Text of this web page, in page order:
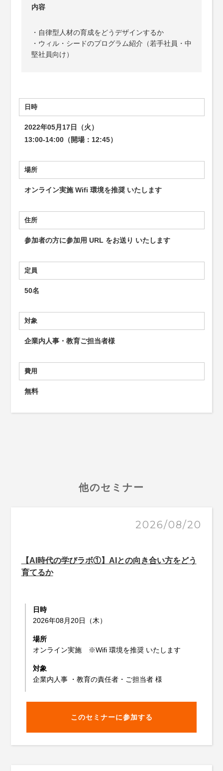
内容
・自律型人材の育成をどうデザインするか
・ウィル・シードのプログラム紹介（若手社員・中
堅社員向け）
日時
2022年05月17日（火）
13:00-14:00（開場：12:45）
場所
オンライン実施 Wifi 環境を推奨 いたします
住所
参加者の方に参加用 URL をお送り いたします
定員
50名
対象
企業内人事・教育ご担当者様
費用
無料
他のセミナー
2026/08/20
【AI時代の学びラボ①】AIとの向き合い方をどう
育てるか
日時
2026年08月20日（木）
場所
オンライン実施 ※Wifi 環境を推奨 いたします
対象
企業内人事 ・教育の責任者・ご担当者 様
このセミナーに参加する